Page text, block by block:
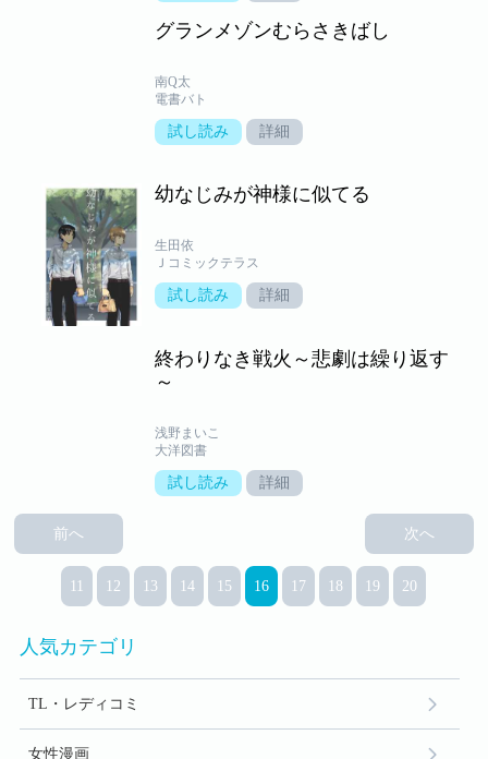
グランメゾンむらさきばし
南Q太
電書バト
試し読み 詳細
幼なじみが神様に似てる
生田依
Ｊコミックテラス
試し読み 詳細
終わりなき戦火～悲劇は繰り返す
～
浅野まいこ
大洋図書
試し読み 詳細
前へ
11 12 13 14 15 16 17 18 19 20
次へ
人気カテゴリ
TL・レディコミ
女性漫画